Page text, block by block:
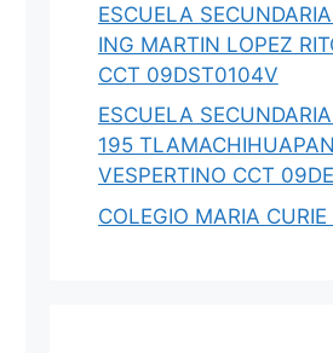
ESCUELA
ING MARTIN LOPEZ
CCT 09DST0104V
ESCUELA
195
VESPERTINO CCT
COLEGIO MARIA CURIE